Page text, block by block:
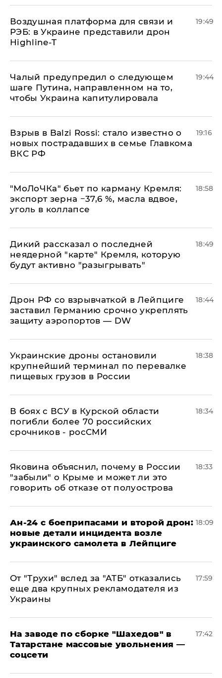
Воздушная платформа для связи и
РЭБ: в Украине представили дрон
Highline-T
19:49
Чалый предупредил о следующем
шаге Путина, направленном на то,
чтобы Украина капитулировала
19:44
Взрыв в Balzi Rossi: стало известно о
новых пострадавших в семье Главкома
ВКС РФ
19:16
​"МоЛоЧКа" бьет по карману Кремля:
экспорт зерна −37,6 %, масла вдвое,
уголь в коллапсе
18:58
Дикий рассказал о последней
неядерной "карте" Кремля, которую
будут активно "разыгрывать"
18:49
​Дрон РФ со взрывчаткой в Лейпциге
заставил Германию срочно укреплять
защиту аэропортов — DW
18:44
Украинские дроны остановили
крупнейший терминал по перевалке
пищевых грузов в России
18:38
В боях с ВСУ в Курской области
погибли более 70 российских
срочников - росСМИ
18:34
Яковина объяснил, почему в России
"забыли" о Крыме и может ли это
говорить об отказе от полуострова
18:33
Ан-24 с боеприпасами и второй дрон:
новые детали инцидента возле
украинского самолета в Лейпциге
18:09
От "Трухи" вслед за "АТБ" отказались
еще два крупных рекламодателя из
Украины
17:59
На заводе по сборке "Шахедов" в
Татарстане массовые увольнения —
соцсети
17:42